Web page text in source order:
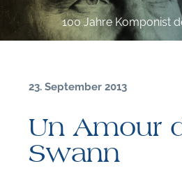
100 Jahre Komponist
23. September 2013
Un Amour
Swann